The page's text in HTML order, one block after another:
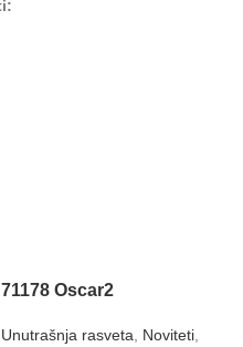
71178 Oscar2
Unutrašnja rasveta Noviteti